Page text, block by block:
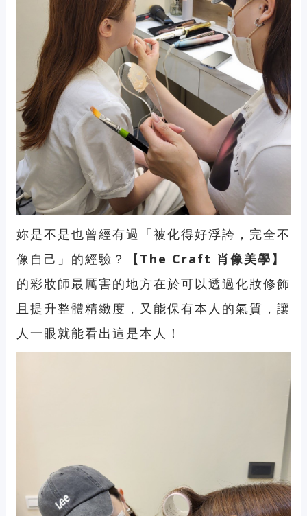
妳是不是也曾經有過「被化得好浮誇，完全不
像自己」的經驗？
【The Craft 肖像美學】
的彩妝師最厲害的地方在於可以透過化妝修飾
且 提升整體精緻度 ， 又能保有本人的氣質 ，讓
人一眼就能看出這是本人！